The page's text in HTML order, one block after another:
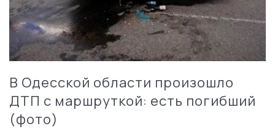
В Одесской области произошло
ДТП с маршруткой: есть погибший
(фото)